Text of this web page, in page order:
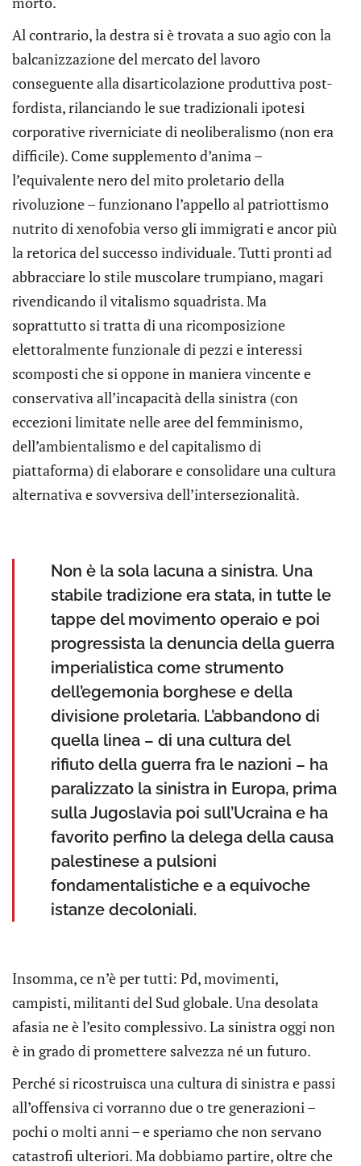
Al contrario, la destra si è trovata a suo agio con la
balcanizzazione del mercato del lavoro
conseguente alla disarticolazione produttiva post-
fordista, rilanciando le sue tradizionali ipotesi
corporative riverniciate di neoliberalismo (non era
difficile). Come supplemento d’anima –
l’equivalente nero del mito proletario della
rivoluzione – funzionano l’appello al patriottismo
nutrito di xenofobia verso gli immigrati e ancor più
la retorica del successo individuale. Tutti pronti ad
abbracciare lo stile muscolare trumpiano, magari
rivendicando il vitalismo squadrista. Ma
soprattutto si tratta di una ricomposizione
elettoralmente funzionale di pezzi e interessi
scomposti che si oppone in maniera vincente e
conservativa all’incapacità della sinistra (con
eccezioni limitate nelle aree del femminismo,
dell’ambientalismo e del capitalismo di
piattaforma) di elaborare e consolidare una cultura
alternativa e sovversiva dell’intersezionalità.
Non è la sola lacuna a sinistra. Una
stabile tradizione era stata, in tutte le
tappe del movimento operaio e poi
progressista la denuncia della guerra
imperialistica come strumento
dell’egemonia borghese e della
divisione proletaria. L’abbandono di
quella linea – di una cultura del
rifiuto della guerra fra le nazioni – ha
paralizzato la sinistra in Europa, prima
sulla Jugoslavia poi sull’Ucraina e ha
favorito perfino la delega della causa
palestinese a pulsioni
fondamentalistiche e a equivoche
istanze decoloniali.
Insomma, ce n’è per tutti: Pd, movimenti,
campisti, militanti del Sud globale. Una desolata
afasia ne è l’esito complessivo. La sinistra oggi non
è in grado di promettere salvezza né un futuro.
Perché si ricostruisca una cultura di sinistra e passi
all’offensiva ci vorranno due o tre generazioni –
pochi o molti anni – e speriamo che non servano
catastrofi ulteriori. Ma dobbiamo partire, oltre che